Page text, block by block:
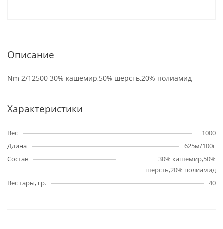
Описание
Nm 2/12500 30% кашемир,50% шерсть,20% полиамид
Характеристики
Вес
~ 1000
Длина
625м/100г
Состав
30% кашемир,50%
шерсть,20% полиамид
Вес тары, гр.
40